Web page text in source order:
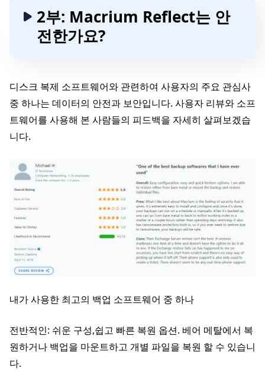
2부: Macrium Reflect는 안
전한가요?
디스크 복제 소프트웨어와 관련하여 사용자의 주요 관심사
중 하나는 데이터의 안전과 보안입니다. 사용자 리뷰와 소프
트웨어를 사용해 본 사람들의 피드백을 자세히 살펴보겠습
니다.
내가 사용한 최고의 백업 소프트웨어 중 하나
전반적인: 쉬운 구성,쉽고 빠른 복원 옵션. 베어 메탈에서 복
원하거나 백업을 마운트하고 개별 파일을 복원 할 수 있습니
다.